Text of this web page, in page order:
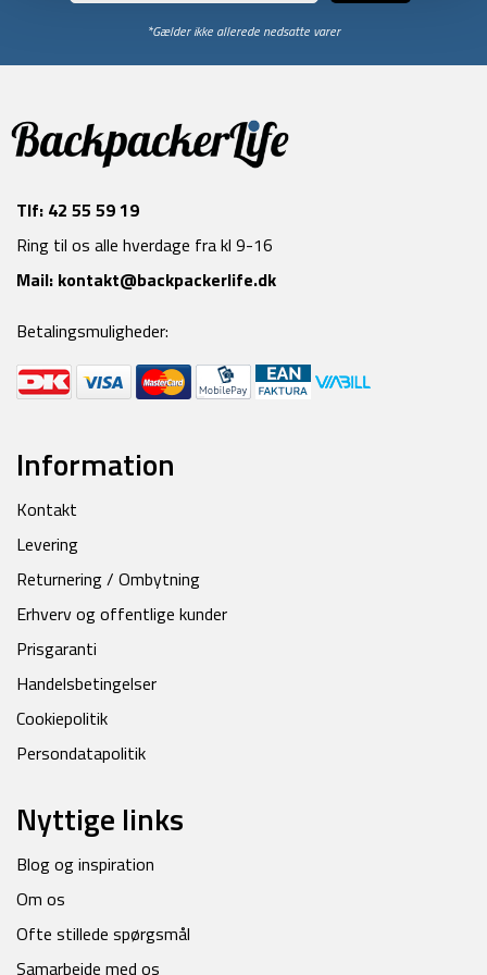
*Gælder ikke allerede nedsatte varer
Tlf: 42 55 59 19
Ring til os alle hverdage fra kl 9-16
Mail: kontakt@backpackerlife.dk
Betalingsmuligheder:
Information
Kontakt
Levering
Returnering / Ombytning
Erhverv og offentlige kunder
Prisgaranti
Handelsbetingelser
Cookiepolitik
Persondatapolitik
Nyttige links
Blog og inspiration
Om os
Ofte stillede spørgsmål
Samarbejde med os